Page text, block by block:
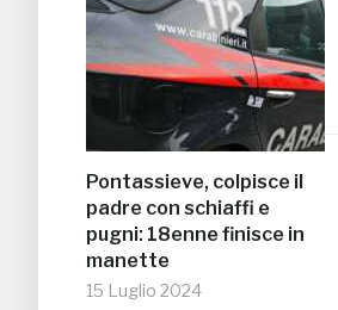
Pontassieve, colpisce il
padre con schiaffi e
pugni: 18enne finisce in
manette
15 Luglio 2024